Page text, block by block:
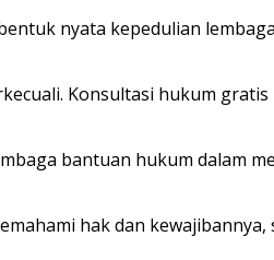
nyata kepedulian
Konsultasi hukum gratis
bantuan hukum dalam
hak dan